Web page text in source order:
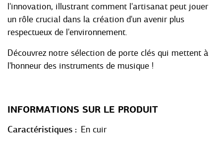
l'innovation, illustrant comment l'artisanat peut jouer
un rôle crucial dans la création d'un avenir plus
respectueux de l'environnement.
Découvrez notre sélection de porte clés qui mettent à
l'honneur des instruments de musique !
INFORMATIONS SUR LE PRODUIT
Caractéristiques En cuir